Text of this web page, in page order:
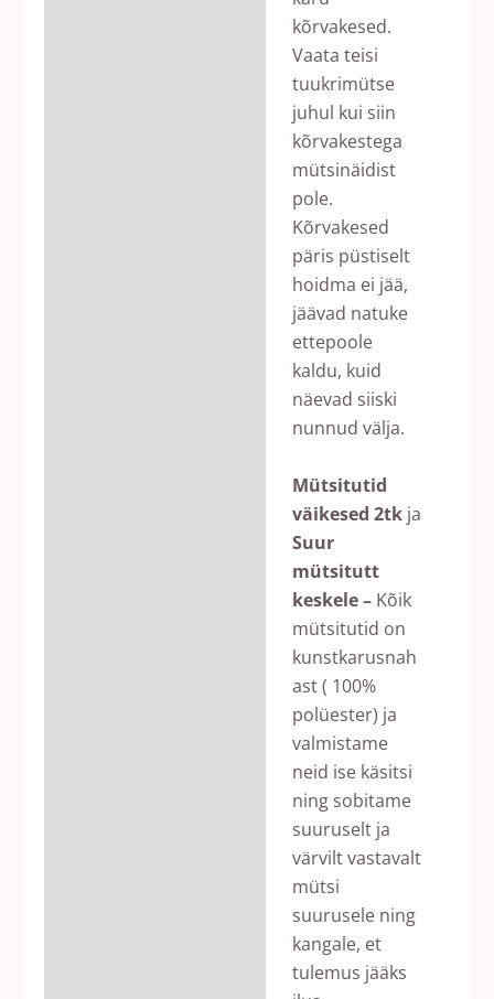
kõrvakesed.
Vaata teisi
tuukrimütse
juhul kui siin
kõrvakestega
mütsinäidist
pole.
Kõrvakesed
päris püstiselt
hoidma ei jää,
jäävad natuke
ettepoole
kaldu, kuid
näevad siiski
nunnud välja.
Mütsitutid
väikesed 2tk ja
Suur
mütsitutt
keskele – Kõik
mütsitutid on
kunstkarusnah
ast ( 100%
polüester) ja
valmistame
neid ise käsitsi
ning sobitame
suuruselt ja
värvilt vastavalt
mütsi
suurusele ning
kangale, et
tulemus jääks